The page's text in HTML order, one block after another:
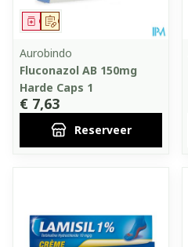
Op voorschrift
Geneesmiddel
Aurobindo
Fluconazol AB 150mg
Harde Caps 1
€ 7,63
Reserveer